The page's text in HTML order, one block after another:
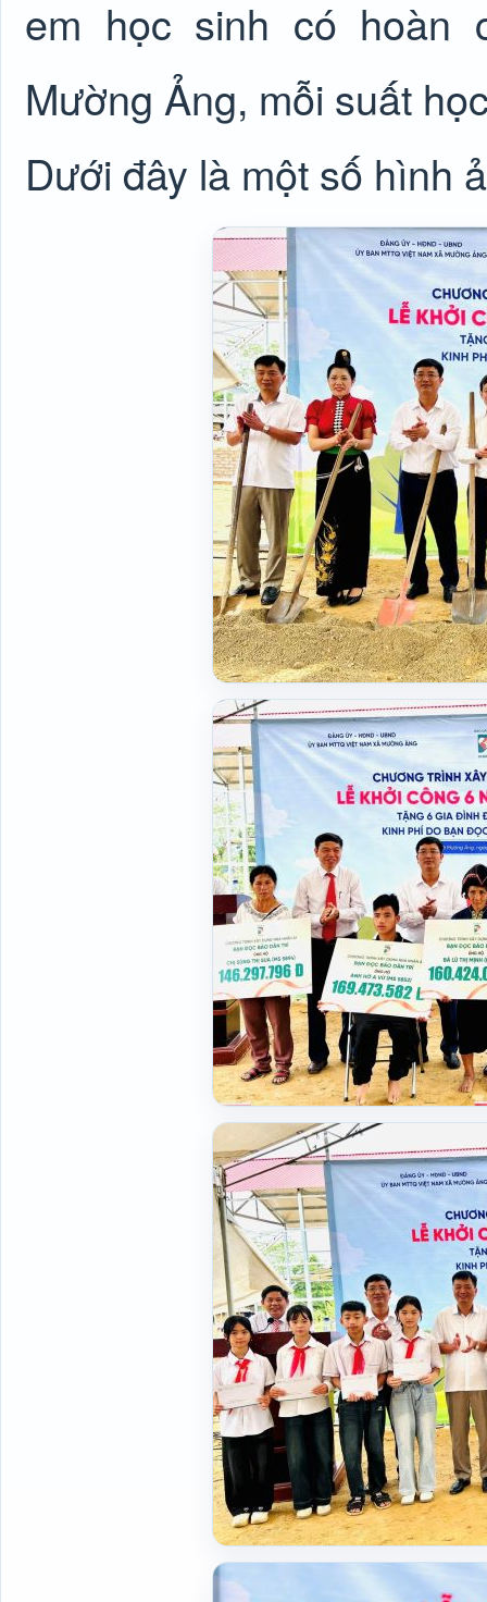
em học sinh có hoàn
Mường Ảng, mỗi suất
Dưới đây là một số hình